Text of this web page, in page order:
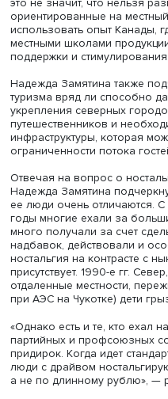
Фото: iStock
Надежда Замятина
наполнен
знающими, зачем они
Одновременно она
оптимизма, связанного
«Я еще не встречала
характера и бодрости
жестоких морозов».
В завершении книги
города станут меньше и
перепрошивка их
ясны. «Роль северных
определяется на наших
подытожила автор.